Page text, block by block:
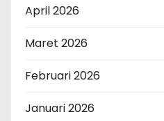
April 2026
Maret 2026
Februari 2026
Januari 2026